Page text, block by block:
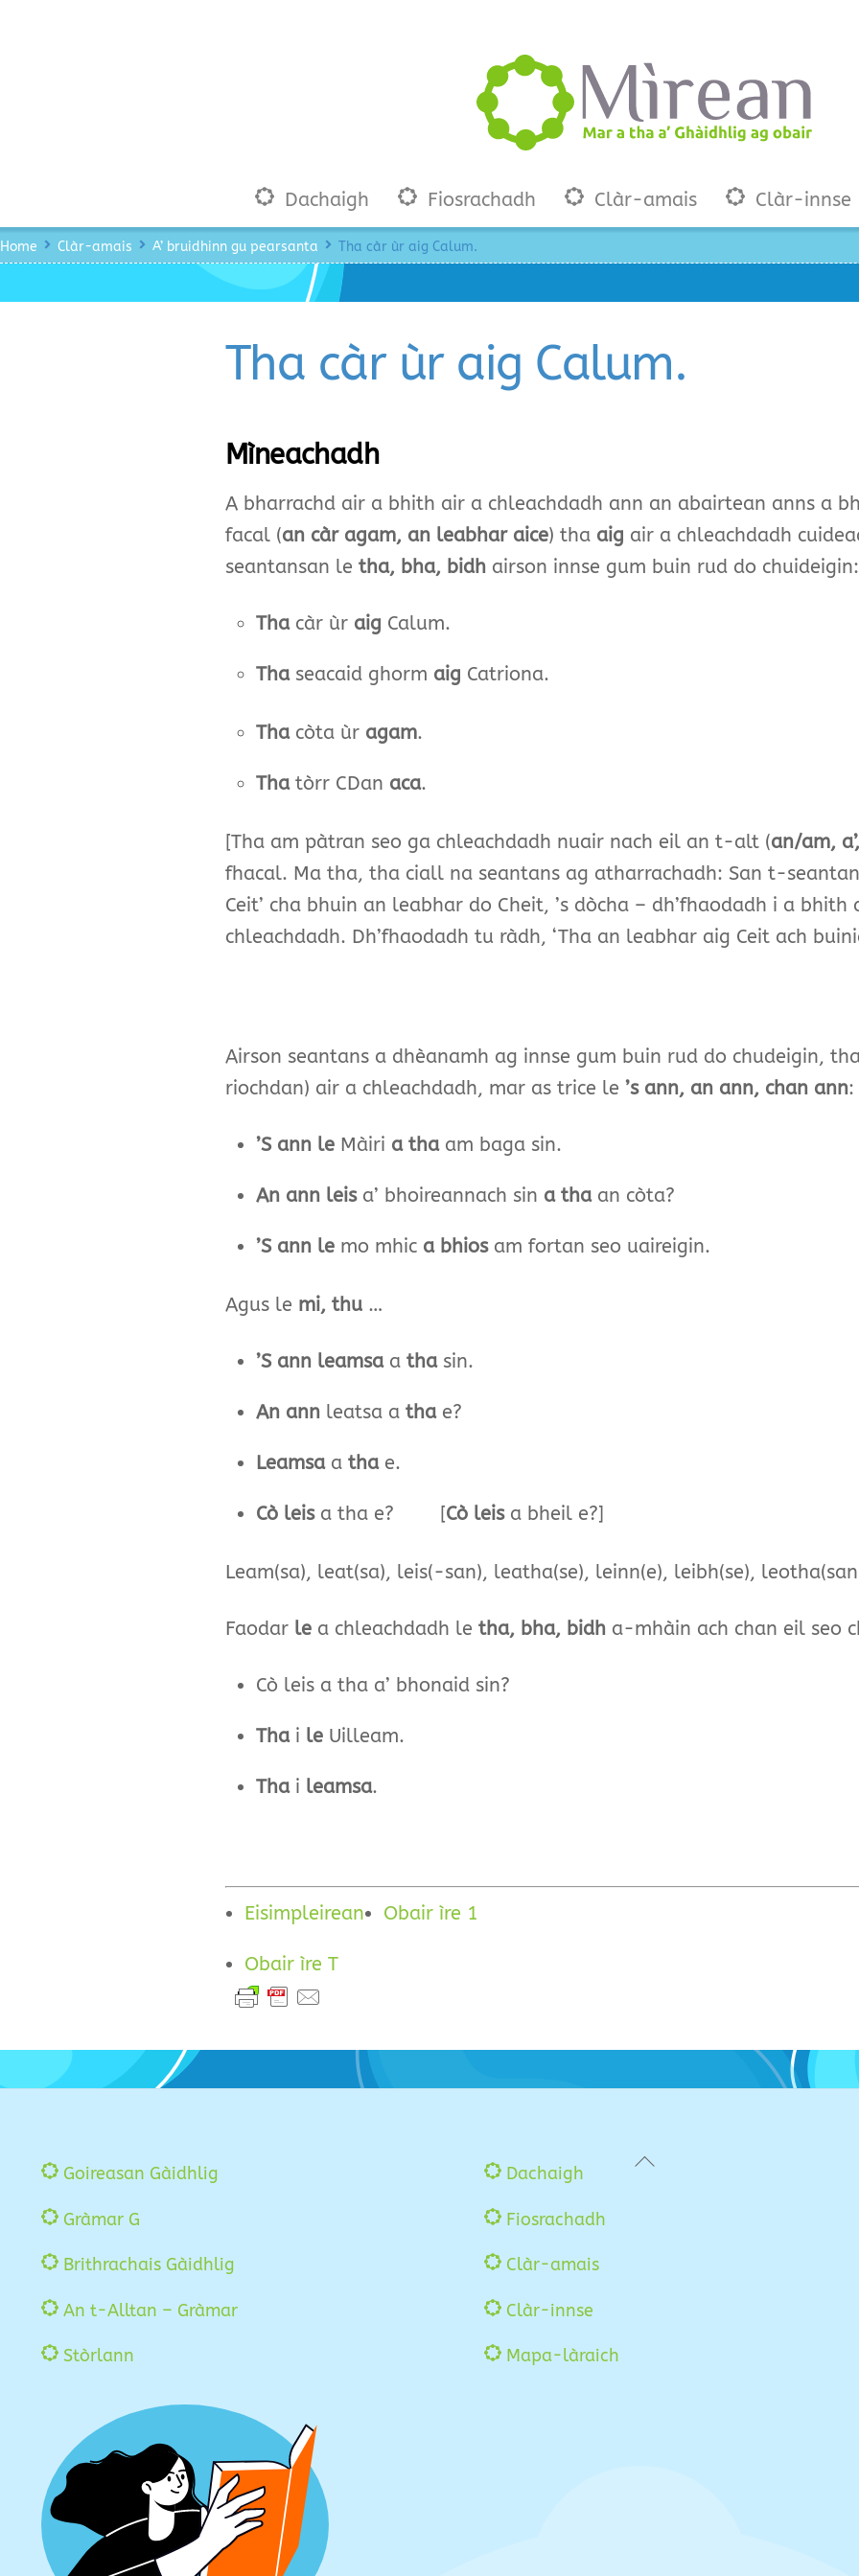
Dachaigh Fiosrachadh Clàr-amais Clàr-innse
Home Clàr-amais A’ bruidhinn gu pearsanta Tha càr ùr aig Calum.
Tha càr ùr aig Calum.
Mìneachadh
A bharrachd air a bhith air a chleachdadh ann an abairtean anns a
facal (an càr agam, an leabhar aice) tha aig air a chleachdadh
seantansan le tha, bha, bidhairson innse gum buin rud do chuideigin:
Thacàr ùr aig Calum.
Thaseacaid ghorm aig Catriona.
Thacòta ùr agam.
Thatòrr CDan aca.
[Tha am pàtran seo ga chleachdadh nuair nach eil an t-alt (an/am,
fhacal. Ma tha, tha ciall na seantans ag atharrachadh: San t-
Ceit’ cha bhuin an leabhar do Cheit, ’s dòcha – dh’fhaodadh i a bhith
chleachdadh. Dh’fhaodadh tu ràdh, ‘Tha an leabhar aig Ceit ach
Airson seantans a dhèanamh ag innse gum buin rud do chudeigin,
riochdan) air a chleachdadh, mar as trice le ’s ann, an ann, chan ann:
’S ann leMàiri a thaam baga
An ann leisa’ bhoireannach sin a thaan còta?
’S ann le mo mhica bhios am fortan seo uaireigin.
Agus le mi, thu…
’S ann leamsaa tha
An annleatsa a tha
Leamsa a tha e.
Cò leisa tha e? [Cò leisa bheil e?]
Leam(sa), leat(sa), leis(-san), leatha(se), leinn(e), leibh(se),
Faodar lea chleachdadh le tha, bha, bidha-mhàin ach chan eil seo
Cò leis a tha a’ bhonaid
Thai leUilleam.
Thai leamsa.
Eisimpleirean
Obair ìre T
Obair ìre 1
Back
Goireasan Gàidhlig
Gràmar G
Brithrachais Gàidhlig
An t-Alltan – Gràmar
Stòrlann
Dachaigh
Fiosrachadh
Clàr-amais
Clàr-innse
Mapa-làraich